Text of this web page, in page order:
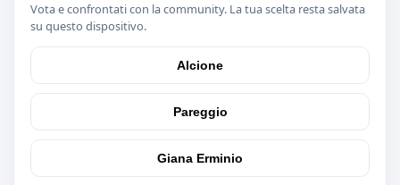
Vota e confrontati con la community. La tua scelta resta salvata
su questo dispositivo.
Alcione
Pareggio
Giana Erminio